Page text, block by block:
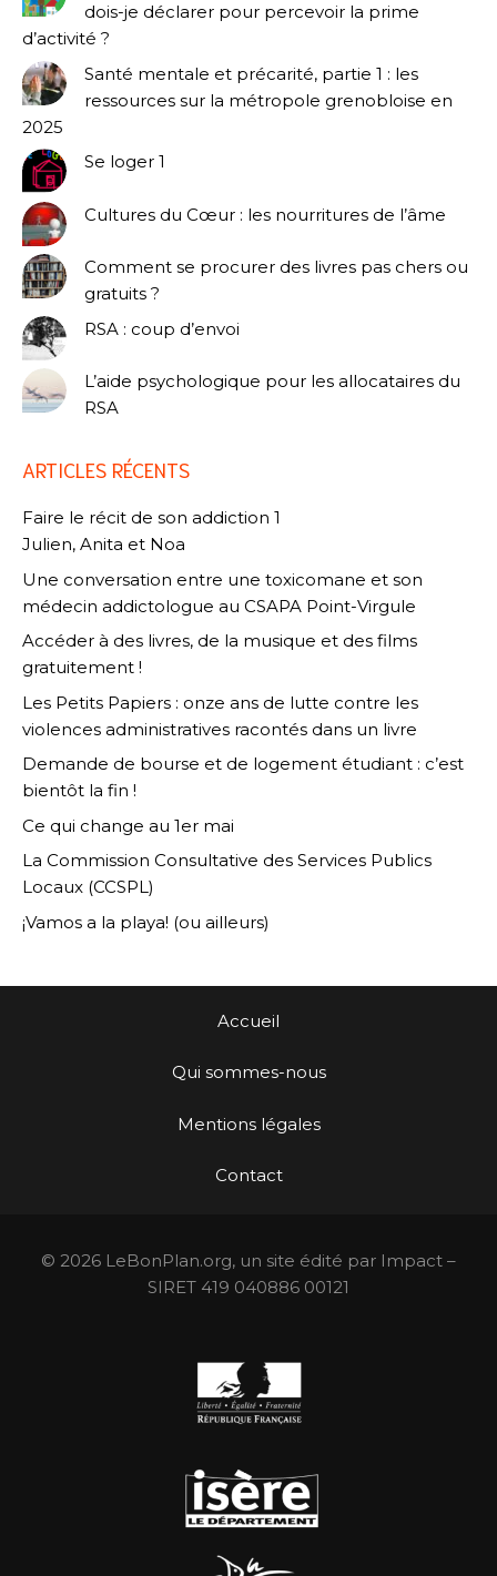
dois-je déclarer pour percevoir la prime
d’activité ?
Santé mentale et précarité, partie 1 : les
ressources sur la métropole grenobloise en
2025
Se loger 1
Cultures du Cœur : les nourritures de l’âme
Comment se procurer des livres pas chers ou
gratuits ?
RSA : coup d’envoi
L’aide psychologique pour les allocataires du
RSA
ARTICLES RÉCENTS
Faire le récit de son addiction 1
Julien, Anita et Noa
Une conversation entre une toxicomane et son
médecin addictologue au CSAPA Point-Virgule
Accéder à des livres, de la musique et des films
gratuitement !
Les Petits Papiers : onze ans de lutte contre les
violences administratives racontés dans un livre
Demande de bourse et de logement étudiant : c’est
bientôt la fin !
Ce qui change au 1er mai
La Commission Consultative des Services Publics
Locaux (CCSPL)
¡Vamos a la playa! (ou ailleurs)
Accueil
Qui sommes-nous
Mentions légales
Contact
© 2026 LeBonPlan.org, un site édité par Impact –
SIRET 419 040886 00121